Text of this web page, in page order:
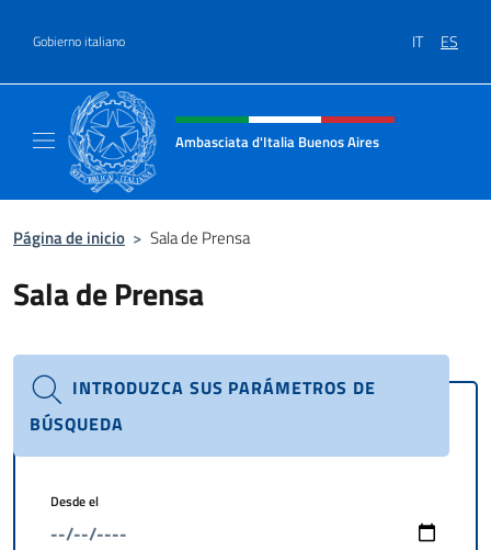
Gobierno italiano IT ES
Encabezado del sitio web,
Ambasciata d'Italia Buenos Aires
Página de inicio > Sala de Prensa
Sala de Prensa
INTRODUZCA SUS PARÁMETROS DE
BÚSQUEDA
Desde el